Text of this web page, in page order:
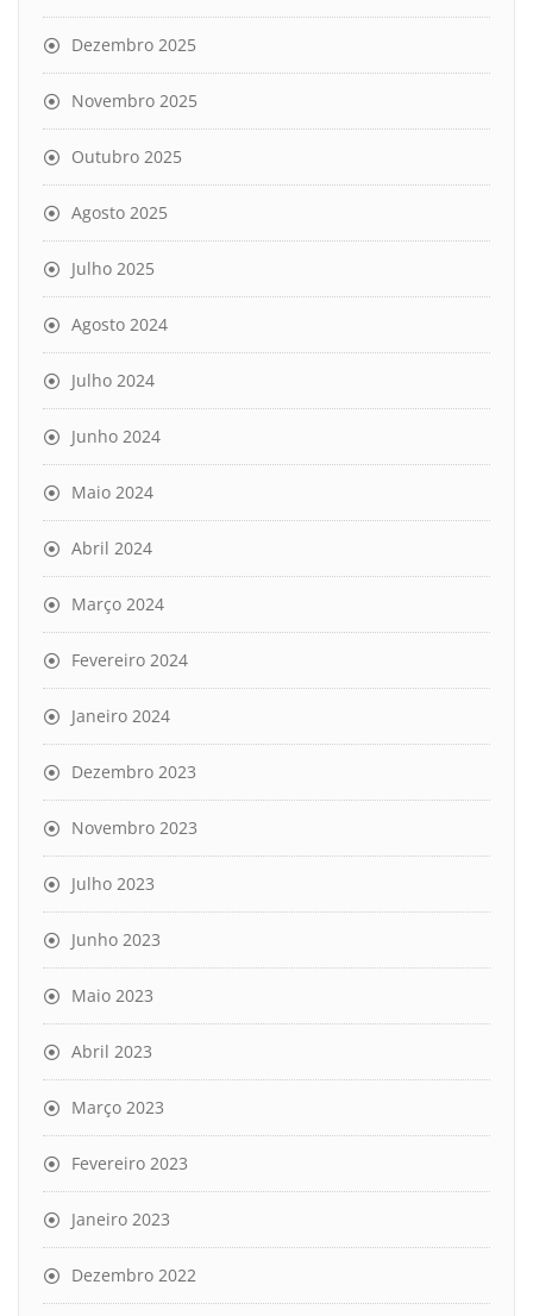
Dezembro 2025
Novembro 2025
Outubro 2025
Agosto 2025
Julho 2025
Agosto 2024
Julho 2024
Junho 2024
Maio 2024
Abril 2024
Março 2024
Fevereiro 2024
Janeiro 2024
Dezembro 2023
Novembro 2023
Julho 2023
Junho 2023
Maio 2023
Abril 2023
Março 2023
Fevereiro 2023
Janeiro 2023
Dezembro 2022